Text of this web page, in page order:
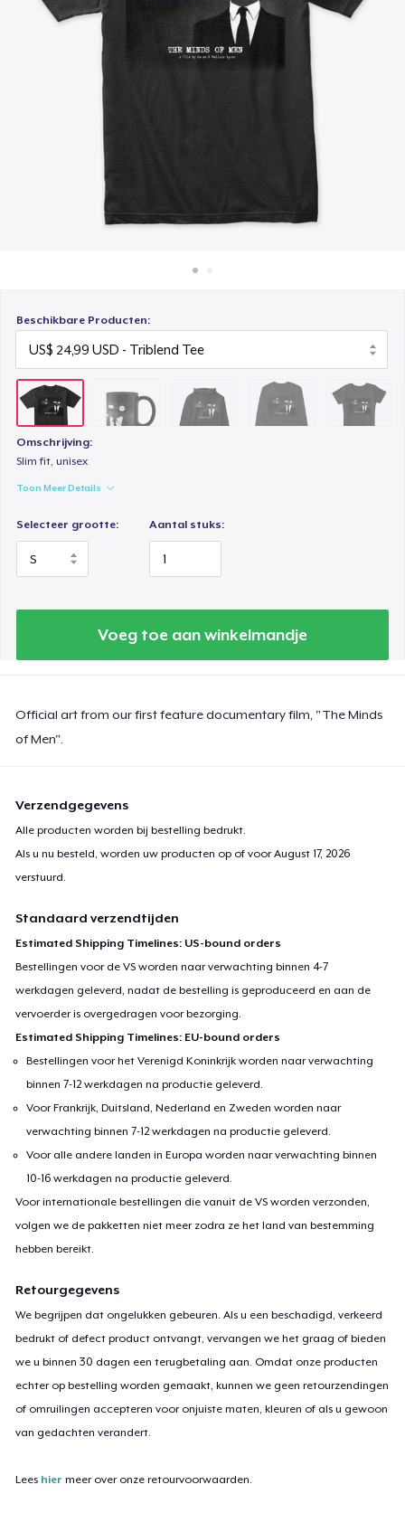
Verkoop overal
Beschikbare Producten:
Omschrijving:
Slim fit, unisex
Toon Meer Details
Selecteer grootte: Aantal stuks:
Voeg toe aan winkelmandje
Official art from our first feature documentary film, "The Minds
of Men".
Verzendgegevens
Alle producten worden bij bestelling bedrukt.
Als u nu besteld, worden uw producten op of voorAugust 17, 2026
verstuurd.
Standaard verzendtijden
Estimated Shipping Timelines: US-bound orders
Bestellingen voor de VS worden naar verwachting binnen 4-7
werkdagen geleverd, nadat de bestelling is geproduceerd en aan de
vervoerder is overgedragen voor bezorging.
Estimated Shipping Timelines: EU-bound orders
Bestellingen voor het Verenigd Koninkrijk worden naar verwachting
binnen 7-12 werkdagen na productie geleverd.
Voor Frankrijk, Duitsland, Nederland en Zweden worden naar
verwachting binnen 7-12 werkdagen na productie geleverd.
Voor alle andere landen in Europa worden naar verwachting binnen
10-16 werkdagen na productie geleverd.
Voor internationale bestellingen die vanuit de VS worden verzonden,
volgen we de pakketten niet meer zodra ze het land van bestemming
hebben bereikt.
Retourgegevens
We begrijpen dat ongelukken gebeuren. Als u een beschadigd, verkeerd
bedrukt of defect product ontvangt, vervangen we het graag of bieden
we u binnen 30 dagen een terugbetaling aan. Omdat onze producten
echter op bestelling worden gemaakt, kunnen we geen retourzendingen
of omruilingen accepteren voor onjuiste maten, kleuren of als u gewoon
van gedachten verandert.
Lees hier meer over onze retourvoorwaarden.
Unisex Classic Pullover Hoodie
US$ 36,99
US$ 26,99
Women's Comfort Tee
US$ 22,99
Poster - 46x61cm (18"x24")
US$ 19,99